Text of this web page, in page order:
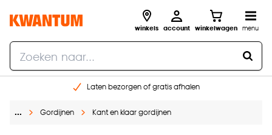
winkels account winkelwagen menu
Laten bezorgen of gratis afhalen
Gratis raam advies en opmeten aan huis
… Gordijnen Kant en klaar gordijnen